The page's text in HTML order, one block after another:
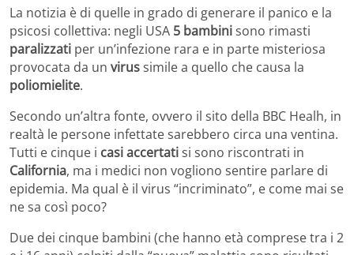
La notizia è di quelle in grado di generare il panico e la
psicosi collettiva: negli USA 5 bambinisono rimasti
paralizzati per un’infezione rara e in parte misteriosa
provocata da un virussimile a quello che causa la
poliomielite.
Secondo un’altra fonte, ovvero il sito della BBC Healh, in
realtà le persone infettate sarebbero circa una ventina.
Tutti e cinque i casi accertatisi sono riscontrati in
California, ma i medici non vogliono sentire parlare di
epidemia. Ma qual è il virus “incriminato”, e come mai se
ne sa così poco?
Due dei cinque bambini (che hanno età comprese tra i 2